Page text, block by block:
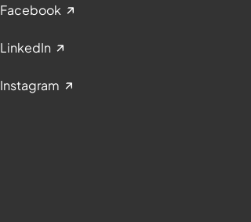
Facebook
LinkedIn
Instagram